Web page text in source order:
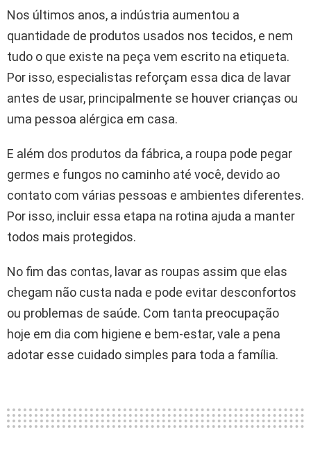
Nos últimos anos, a indústria aumentou a
quantidade de produtos usados nos tecidos, e nem
tudo o que existe na peça vem escrito na etiqueta.
Por isso, especialistas reforçam essa dica de lavar
antes de usar, principalmente se houver crianças ou
uma pessoa alérgica em casa.
E além dos produtos da fábrica, a roupa pode pegar
germes e fungos no caminho até você, devido ao
contato com várias pessoas e ambientes diferentes.
Por isso, incluir essa etapa na rotina ajuda a manter
todos mais protegidos.
No fim das contas, lavar as roupas assim que elas
chegam não custa nada e pode evitar desconfortos
ou problemas de saúde. Com tanta preocupação
hoje em dia com higiene e bem-estar, vale a pena
adotar esse cuidado simples para toda a família.